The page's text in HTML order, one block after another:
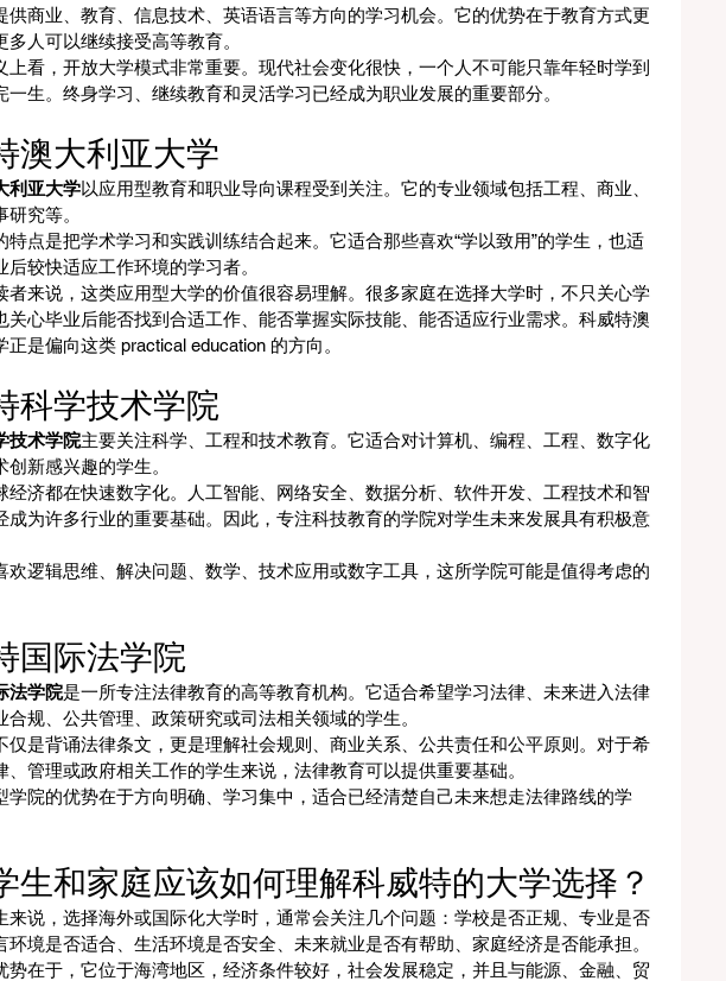
供商业、教育、信息技术、英语语言等方向的学习机会。它的优势在于教育方式更
多人可以继续接受高等教育。
上看，开放大学模式非常重要。现代社会变化很快，一个人不可能只靠年轻时学到
一生。终身学习、继续教育和灵活学习已经成为职业发展的重要部分。
澳大利亚大学
利亚大学以应用型教育和职业导向课程受到关注。它的专业领域包括工程、商业、
究等。
特点是把学术学习和实践训练结合起来。它适合那些喜欢“学以致用”的学生，也适
后较快适应工作环境的学习者。
者来说，这类应用型大学的价值很容易理解。很多家庭在选择大学时，不只关心学
关心毕业后能否找到合适工作、能否掌握实际技能、能否适应行业需求。科威特澳
正是偏向这类 practical education 的方向。
科学技术学院
技术学院主要关注科学、工程和技术教育。它适合对计算机、编程、工程、数字化
创新感兴趣的学生。
经济都在快速数字化。人工智能、网络安全、数据分析、软件开发、工程技术和智
成为许多行业的重要基础。因此，专注科技教育的学院对学生未来发展具有积极意
欢逻辑思维、解决问题、数学、技术应用或数字工具，这所学院可能是值得考虑的
国际法学院
法学院是一所专注法律教育的高等教育机构。它适合希望学习法律、未来进入法律
合规、公共管理、政策研究或司法相关领域的学生。
仅是背诵法律条文，更是理解社会规则、商业关系、公共责任和公平原则。对于希
、管理或政府相关工作的学生来说，法律教育可以提供重要基础。
学院的优势在于方向明确、学习集中，适合已经清楚自己未来想走法律路线的学
生和家庭应该如何理解科威特的大学选择？
来说，选择海外或国际化大学时，通常会关注几个问题：学校是否正规、专业是否
环境是否适合、生活环境是否安全、未来就业是否有帮助、家庭经济是否能承担。
势在于，它位于海湾地区，经济条件较好，社会发展稳定，并且与能源、金融、贸